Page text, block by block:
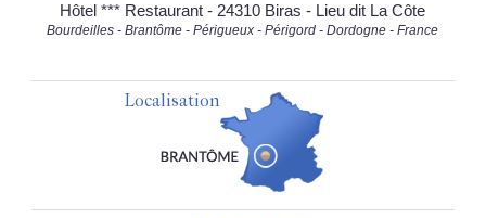
Hôtel *** Restaurant - 24310 Biras - Lieu dit La Côte
Bourdeilles - Brantôme - Périgueux - Périgord - Dordogne - France
Localisation